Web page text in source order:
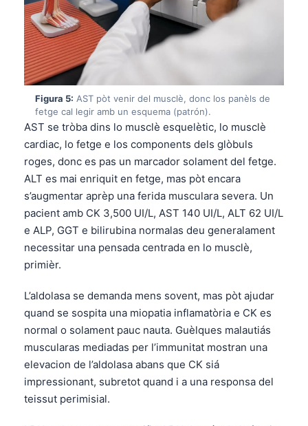
Figura 5: AST pòt venir del musclè, donc los panèls de
fetge cal legir amb un esquema (patrón).
AST se tròba dins lo musclè esquelètic, lo musclè
cardiac, lo fetge e los components dels glòbuls
roges, donc es pas un marcador solament del fetge.
ALT es mai enriquit en fetge, mas pòt encara
s’augmentar aprèp una ferida musculara severa. Un
pacient amb CK 3,500 UI/L, AST 140 UI/L, ALT 62 UI/L
e ALP, GGT e bilirubina normalas deu generalament
necessitar una pensada centrada en lo musclè,
primièr.
L’aldolasa se demanda mens sovent, mas pòt ajudar
quand se sospita una miopatia inflamatòria e CK es
normal o solament pauc nauta. Guèlques malautiás
muscularas mediadas per l’immunitat mostran una
elevacion de l’aldolasa abans que CK siá
impressionant, subretot quand i a una responsa del
teissut perimisial.
العربية المغربية
Монгол
ພາສາລາວ
Basa Jawa
ئۇيغۇرچە
Кыргызча
Татар теле
Беларуская мова
Esperanto
Frysk
Ślōnskŏ gŏdka
Norsk bokmål